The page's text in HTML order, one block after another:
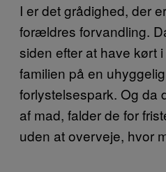
I er det grådighed, der
forældres forvandling.
siden efter at have kørt
familien på en
forlystelsespark. Og da
af mad, falder de for
uden at overveje, hvor